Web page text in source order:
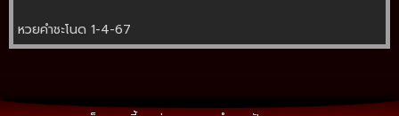
หวยคำชะโนด 1-4-67